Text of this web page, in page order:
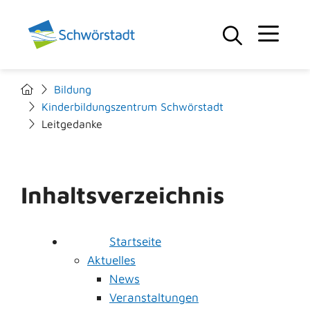
Bildung
Kinderbildungszentrum Schwörstadt
Leitgedanke
Inhaltsverzeichnis
Startseite
Aktuelles
News
Veranstaltungen